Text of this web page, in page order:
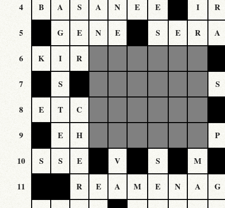
4 B A S A N E E I R
5 G E N E S E R A
6 K I R
7 S S
8 E T C
9 E H P
10 S S E V S M
11 R E A M E N A G